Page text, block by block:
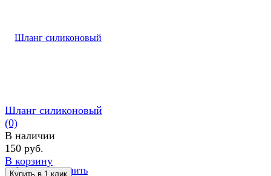
избранное сравнить
Шланг силиконовый
(0)
В наличии
150 руб.
В корзину